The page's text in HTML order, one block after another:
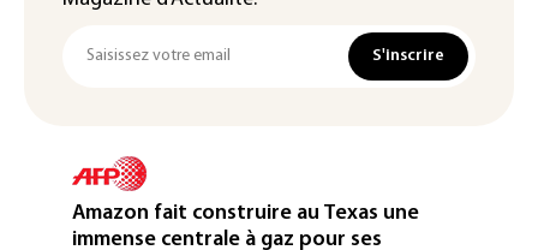
S'inscrire
Amazon fait construire au Texas une
immense centrale à gaz pour ses